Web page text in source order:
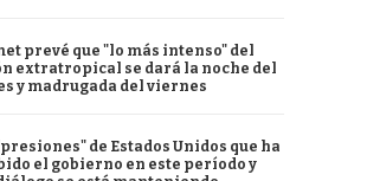
prevé que "lo más intenso" del
extratropical se dará la noche del
y madrugada del viernes
de Estados Unidos que ha
el gobierno en este período y